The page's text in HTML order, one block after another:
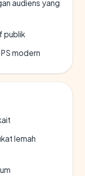
audiens yang
publik
modern
lemah